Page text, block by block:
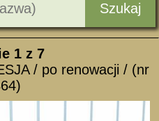
Szukaj
1z 7
/ po renowacji / (nr